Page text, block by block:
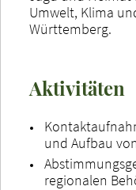
Umwelt, Klima
Württemberg.
Aktivitäten
und Aufbau
regionalen